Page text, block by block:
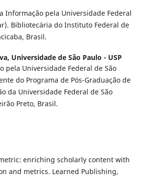
Informação pela Universidade Federal
Bibliotecária do Instituto Federal de
Brasil.
Universidade de São Paulo - USP
pela Universidade Federal de São
do Programa de Pós-Graduação de
da Universidade Federal de São
Preto, Brasil.
enriching scholarly content with
and metrics. Learned Publishing,